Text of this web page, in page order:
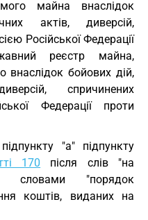
майна внаслідок
актів, диверсій,
Російської Федерації
реєстр майна,
внаслідок бойових дій,
спричинених
Федерації проти
"а" підпункту
170 після слів "на
словами "порядок
коштів, виданих на